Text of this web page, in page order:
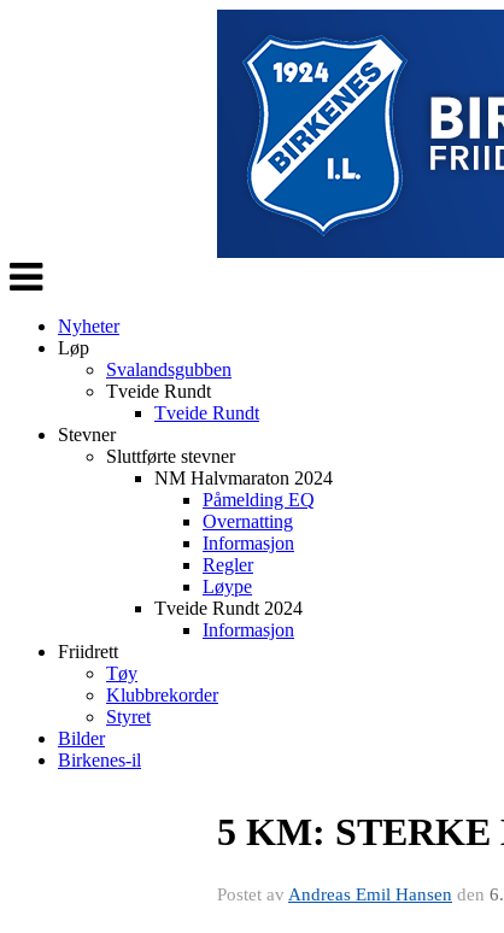
Veksle
navigasjon
Nyheter
Løp
Svalandsgubben
Tveide Rundt
Tveide Rundt
Stevner
Sluttførte stevner
NM Halvmaraton 2024
Påmelding EQ
Overnatting
Informasjon
Regler
Løype
Tveide Rundt 2024
Informasjon
Friidrett
Tøy
Klubbrekorder
Styret
Bilder
Birkenes-il
5 KM: STERKE
Postet av Andreas Emil Hansen den